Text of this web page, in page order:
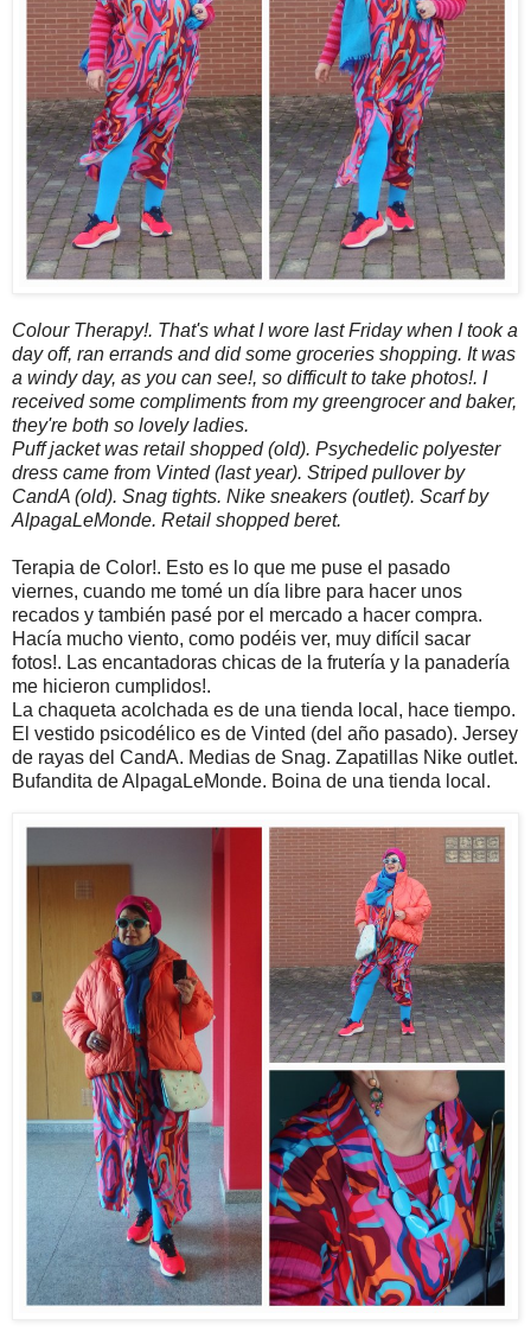
Colour Therapy!. That's what I wore last Friday when I took a
day off, ran errands and did some groceries shopping. It was
a windy day, as you can see!, so difficult to take photos!. I
received some compliments from my greengrocer and baker,
they're both so lovely ladies.
Puff jacket was retail shopped (old). Psychedelic polyester
dress came from Vinted (last year). Striped pullover by
CandA (old). Snag tights. Nike sneakers (outlet). Scarf by
AlpagaLeMonde. Retail shopped beret.
Terapia de Color!. Esto es lo que me puse el pasado
viernes, cuando me tomé un día libre para hacer unos
recados y también pasé por el mercado a hacer compra.
Hacía mucho viento, como podéis ver, muy difícil sacar
fotos!. Las encantadoras chicas de la frutería y la panadería
me hicieron cumplidos!.
La chaqueta acolchada es de una tienda local, hace tiempo.
El vestido psicodélico es de Vinted (del año pasado). Jersey
de rayas del CandA. Medias de Snag. Zapatillas Nike outlet.
Bufandita de AlpagaLeMonde. Boina de una tienda local.